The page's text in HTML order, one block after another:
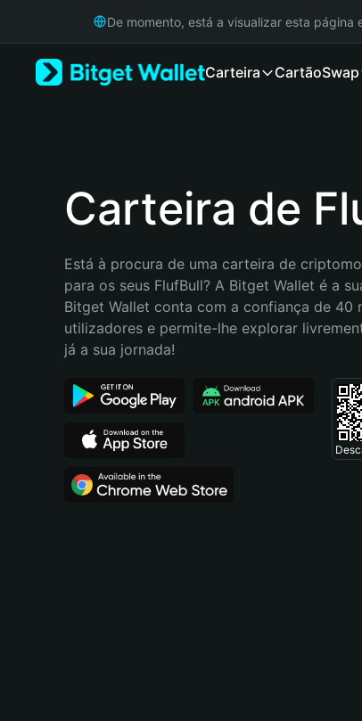
Русский
Bahasa Indonesia
Español (Argentina)
De momento, está a visualizar esta página
Carteira CartãoSwap
Carteira de
Está à procura de uma carteira de
para os seus FlufBull? A Bitget Wallet é a
Bitget Wallet conta com a confiança de 40
utilizadores e permite-lhe explorar
já a sua jornada!